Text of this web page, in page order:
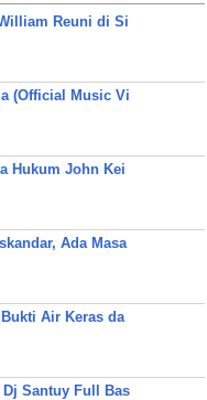
Reuni di Si
(Official Music Vi
Hukum John Kei
Ada Masa
Air Keras da
Santuy Full Bas